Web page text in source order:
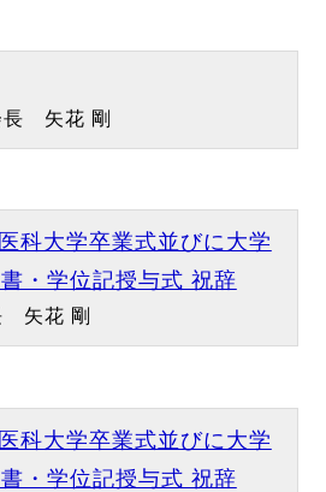
長 矢花 剛
科大学卒業式並びに大学
・学位記授与式 祝辞
矢花 剛
科大学卒業式並びに大学
・学位記授与式 祝辞